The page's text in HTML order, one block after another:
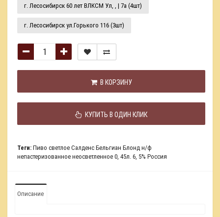
г. Лесосибирск 60 лет ВЛКСМ Ул, , | 7а (4шт)
г. Лесосибирск ул.Горького 116 (3шт)
В КОРЗИНУ
КУПИТЬ В ОДИН КЛИК
Теги: Пиво светлое Салденс Бельгиан Блонд н/ф
непастеризованное неосветленное 0, 45л. 6, 5% Россия
Описание